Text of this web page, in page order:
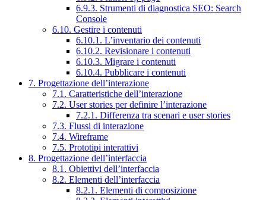
6.9.3. Strumenti di diagnostica SEO: Search
Console
6.10. Gestire i contenuti
6.10.1. L’inventario dei contenuti
6.10.2. Revisionare i contenuti
6.10.3. Migrare i contenuti
6.10.4. Pubblicare i contenuti
7. Progettazione dell’interazione
7.1. Caratteristiche dell’interazione
7.2. User stories per definire l’interazione
7.2.1. Differenza tra scenari e user stories
7.3. Flussi di interazione
7.4. Wireframe
7.5. Prototipi interattivi
8. Progettazione dell’interfaccia
8.1. Obiettivi dell’interfaccia
8.2. Elementi dell’interfaccia
8.2.1. Elementi di composizione